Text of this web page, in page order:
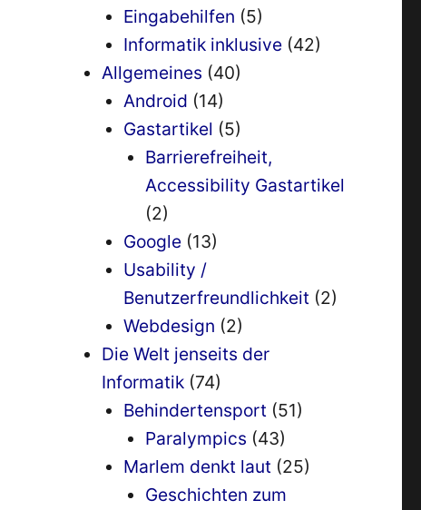
Eingabehilfen (5)
Informatik inklusive(42)
Allgemeines (40)
Android (14)
Gastartikel (5)
Barrierefreiheit,
Accessibility Gastartikel
(2)
Google(13)
Usability /
Benutzerfreundlichkeit (2)
Webdesign (2)
Die Welt jenseits der
Informatik(74)
Behindertensport (51)
Paralympics (43)
Marlem denkt laut (25)
Geschichten zum